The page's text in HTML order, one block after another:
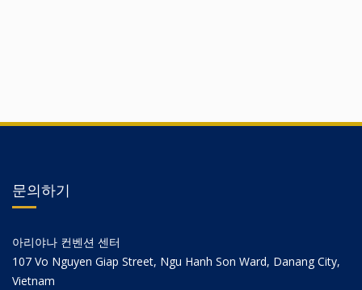
문의하기
아리야나 컨벤션 센터
107 Vo Nguyen Giap Street, Ngu Hanh Son Ward, Danang City,
Vietnam